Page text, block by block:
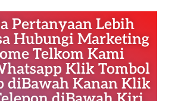
Pertanyaan Lebih
Hubungi Marketing
Telkom Kami
Klik Tombol
diBawah Kanan Klik